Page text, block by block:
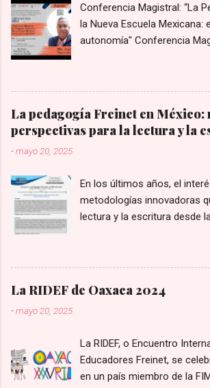
Conferencia Magistral: “La
la Nueva Escuela Mexicana:
autonomía" Conferencia
educar para la autonomía”,
Cenobio Popoca Ochoa.
La pedagogía Freinet en México:
perspectivas para la lectura y la
-mayo 20, 2025
En los últimos años, el
metodologías innovadoras
lectura y la escritura desde
históricos con nuevas
contexto, la pedagogía de
recientes en México,
licenciatura en inclusión
pedagogía Freinet en
publicado en Revista Crítica
La RIDEF de Oaxaca 2024
-mayo 20, 2025
La RIDEF, o Encuentro
Educadores Freinet, se
en un país miembro de la